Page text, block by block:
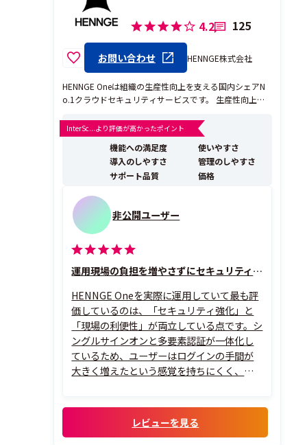
4.2 125
お問い合わせ HENNGE株式会社
HENNGE Oneは組織の生産性向上を支える国内シェアN
o.1クラウドセキュリティサービスです。 生産性向上に
ですが、一方でそこにはセキュリティをはじめとする
様々な課題が存在します。HENNGE Oneは様々なシステ
ムのIDを保護することにより柔軟な働き方...
InterSc...より評価が高かったポイント
機能への満足度
使いやすさ
導入のしやすさ
管理のしやすさ
サポート品質
価格
非公開ユーザー
運用現場の負担を増やさずにセキュリティ水準を底上げ
HENNGE Oneを実際に運用していて最も評
価しているのは、「セキュリティ強化」と
「現場の利便性」が両立している点です。シ
ングルサインオンと多要素認証が一体化し
ているため、ユーザーはログインの手間が
大きく増えたという感覚を持ちにくく、そ
特に良いと感じているのは、ポリシー設計
の柔軟性です。IP制限、端末制御、条件付
レビューを見る